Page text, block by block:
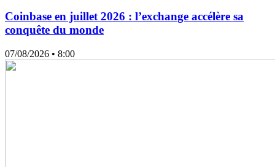
Coinbase en juillet 2026 : l’exchange accélère sa
conquête du monde
07/08/2026 • 8:00